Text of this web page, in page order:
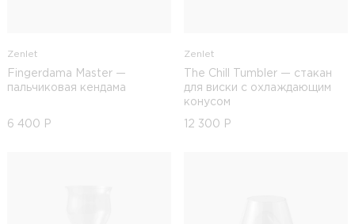
Zenlet
Fingerdama Master —
пальчиковая кендама
6 400 Р
Zenlet
The Chill Tumbler — стакан
для виски с охлаждающим
конусом
12 300 Р